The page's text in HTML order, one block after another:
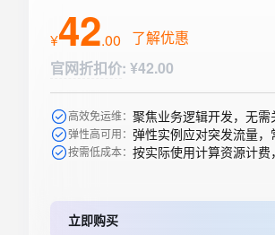
¥42.00
了解优惠
官网折扣价: ¥42.00
高效免运维：
弹性高可用：
按需低成本：
立即购买